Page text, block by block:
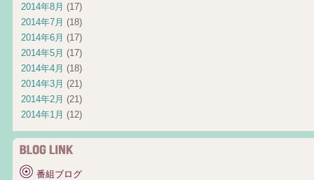
2014年8月 (17)
2014年7月 (18)
2014年6月 (17)
2014年5月 (17)
2014年4月 (18)
2014年3月 (21)
2014年2月 (21)
2014年1月 (12)
番組ブログ